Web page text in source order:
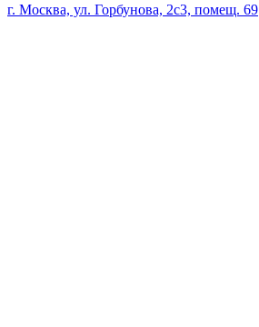
г. Москва, ул. Горбунова, 2с3, помещ. 69